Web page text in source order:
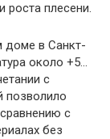
ростa плесени.
доме в Санкт-
около +5…
с
позволило
с
без